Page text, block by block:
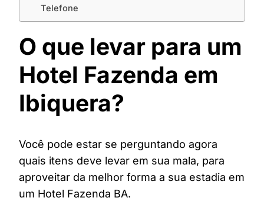
Telefone
O que levar para um
Hotel Fazenda em
Ibiquera?
Você pode estar se perguntando agora
quais itens deve levar em sua mala, para
aproveitar da melhor forma a sua estadia em
um Hotel Fazenda BA.